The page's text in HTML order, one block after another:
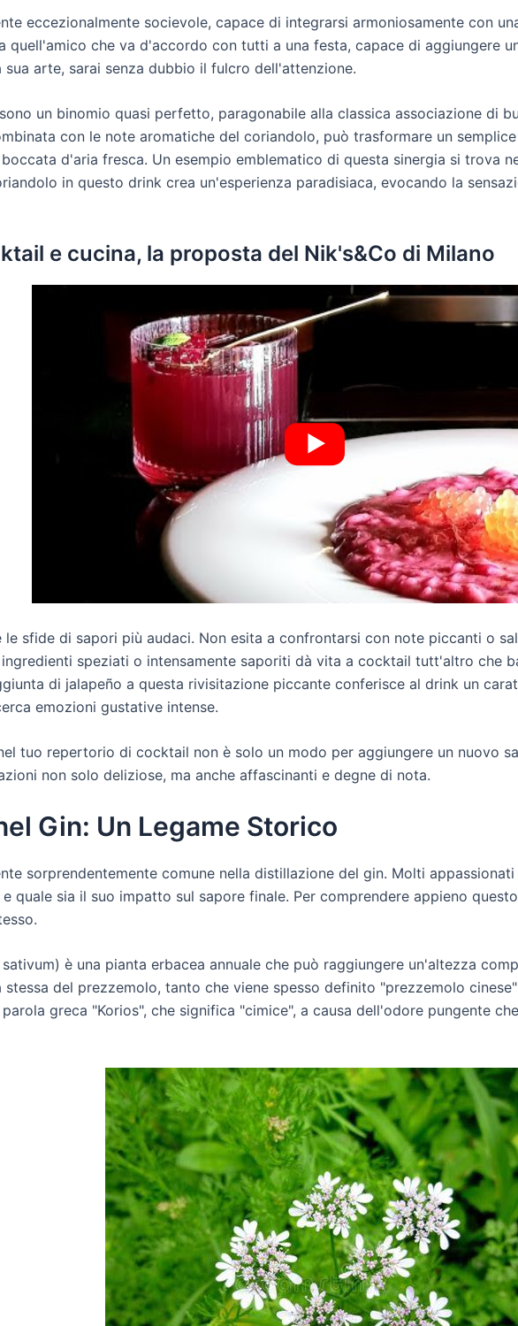
eccezionalmente socievole, capace di integrarsi armoniosamente con
quell'amico che va d'accordo con tutti a una festa, capace di aggiungere
arte, sarai senza dubbio il fulcro dell'attenzione.
un binomio quasi perfetto, paragonabile alla classica associazione di
con le note aromatiche del coriandolo, può trasformare un
d'aria fresca. Un esempio emblematico di questa sinergia si trova
in questo drink crea un'esperienza paradisiaca, evocando la
e cucina, la proposta del Nik's&Co di Milano
sfide di sapori più audaci. Non esita a confrontarsi con note piccanti o
speziati o intensamente saporiti dà vita a cocktail tutt'altro che
di jalapeño a questa rivisitazione piccante conferisce al drink un
emozioni gustative intense.
tuo repertorio di cocktail non è solo un modo per aggiungere un nuovo
non solo deliziose, ma anche affascinanti e degne di nota.
Gin: Un Legame Storico
sorprendentemente comune nella distillazione del gin. Molti
quale sia il suo impatto sul sapore finale. Per comprendere appieno
è una pianta erbacea annuale che può raggiungere un'altezza
stessa del prezzemolo, tanto che viene spesso definito "prezzemolo
greca "Korios", che significa "cimice", a causa dell'odore pungente